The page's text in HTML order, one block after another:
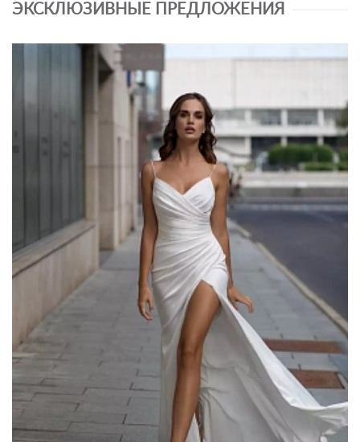
ЭКСКЛЮЗИВНЫЕ ПРЕДЛОЖЕНИЯ